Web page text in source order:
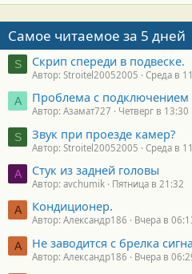
Самое читаемое за 5 дней
S Скрип спереди в подвеске.
Автор: Stroitel20052005 Среда в
А Проблема с подключением
Автор: Азамат727 Четверг в 13:30
S Звук при проезде камер?
Автор: Stroitel20052005 Среда в
A Стук из задней головы
Автор: avchumik Пятница в 21:32
А Кондиционер.
Автор: Александр186 Вчера в
А Не заводится с брелка
Автор: Александр186 Вчера в